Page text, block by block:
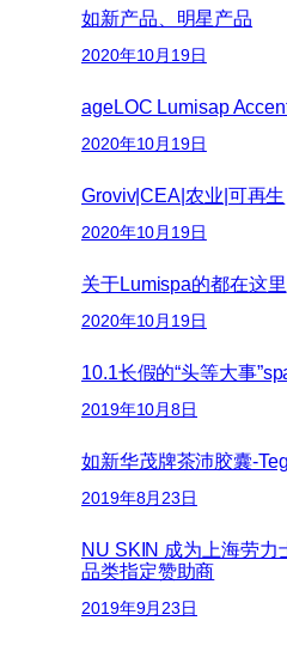
如新产品、明星产品
2020年10月19日
ageLOC Lumisap
2020年10月19日
Groviv|CEA|农业|可再生
2020年10月19日
关于Lumispa的都在这里
2020年10月19日
10.1长假的“头等大事
2019年10月8日
如新华茂牌茶沛胶囊-
2019年8月23日
NU SKIN 成为上海劳力
品类指定赞助商
2019年9月23日